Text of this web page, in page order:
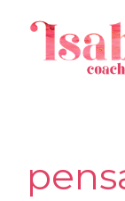
contenido